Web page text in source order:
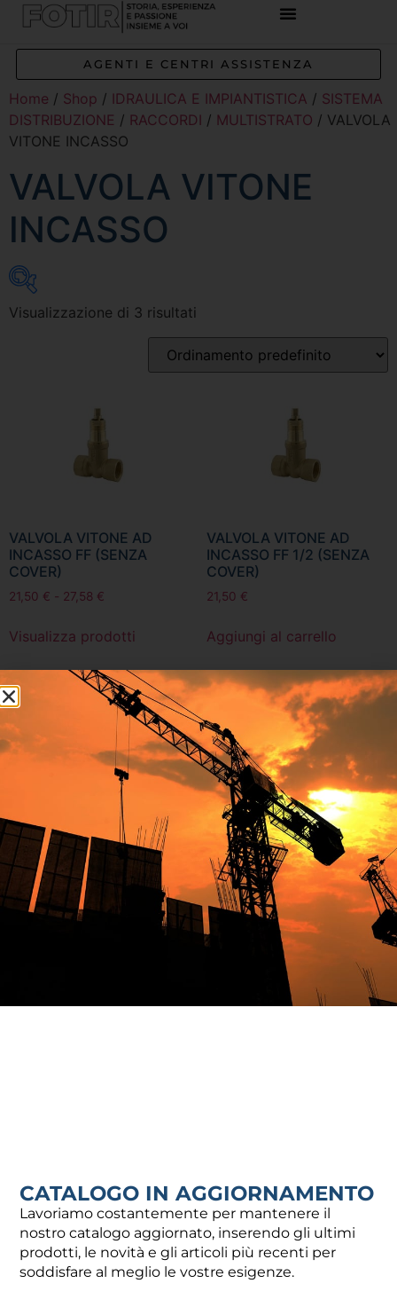
AGENTI E CENTRI ASSISTENZA
Home / Shop / IDRAULICA E IMPIANTISTICA / SISTEMA
DISTRIBUZIONE / RACCORDI / MULTISTRATO / VALVOLA
VITONE INCASSO
VALVOLA VITONE
INCASSO
Inizia a digitare per attivare la ricerca
Visualizzazione di 3 risultati
VALVOLA VITONE AD
INCASSO FF (SENZA
COVER)
21,50 € - 27,58 €
Visualizza prodotti
VALVOLA VITONE AD
INCASSO FF 1/2 (SENZA
COVER)
21,50 €
Aggiungi al carrello
VALVOLA VITONE AD
INCASSO FF 3/4 (SENZA
COVER)
27,58
CONTATTIUTILI
Via Damiano Chiesa, 2 - 21057 - Olgiate Olona (VA)
CATALOGO IN AGGIORNAMENTO
Lavoriamo costantemente per mantenere il
nostro catalogo aggiornato, inserendo gli ultimi
prodotti, le novità e gli articoli più recenti per
soddisfare al meglio le vostre esigenze.